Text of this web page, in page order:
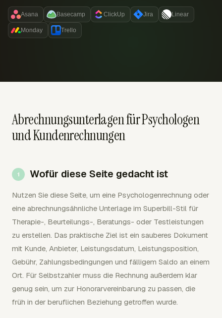
Asana Basecamp ClickUp Jira Linear
Monday Trello
Abrechnungsunterlagen für Psychologen
und Kundenrechnungen
Wofür diese Seite gedacht ist
Nutzen Sie diese Seite, um eine Psychologenrechnung oder
eine abrechnungsähnliche Unterlage im Superbill-Stil für
Therapie-, Beurteilungs-, Beratungs- oder Testleistungen
zu erstellen. Das praktische Ziel ist ein sauberes Dokument
mit Kunde, Anbieter, Leistungsdatum, Leistungsposition,
Gebühr, Zahlungsbedingungen und fälligem Saldo an einem
Ort. Für Selbstzahler muss die Rechnung außerdem klar
genug sein, um zur Honorarvereinbarung zu passen, die
früh in der beruflichen Beziehung getroffen wurde.